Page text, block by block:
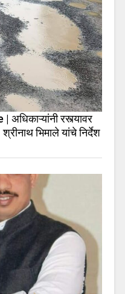
रस्त्यावर
भिमाले यांचे निर्देश